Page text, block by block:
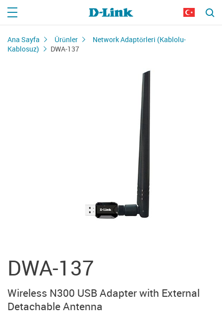
Ana Sayfa Ürünler
Network Adaptörleri (Kablolu-
Kablosuz)
DWA-137
DWA-137
Wireless N300 USB Adapter with External
Detachable Antenna